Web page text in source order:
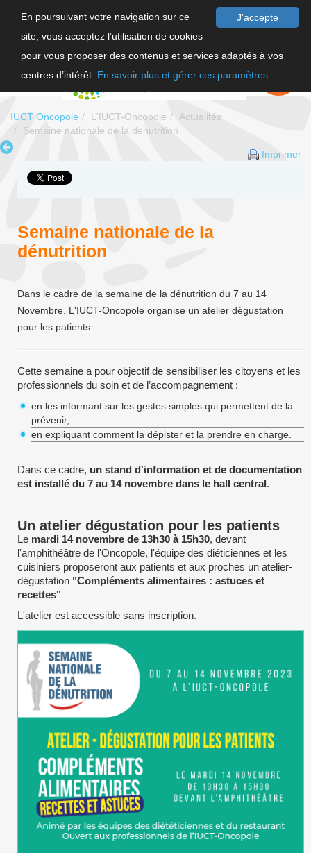
J'accepte
En poursuivant votre navigation sur ce
site, vous acceptez l’utilisation de cookies
pour vous proposer des contenus et services adaptés à vos
centres d’intérêt. En savoir plus et gérer ces paramètres
FAIRE UN
DON
IUCT Oncopole L'IUCT-Oncopole
Actualités
Semaine nationale de la denutrition
Imprimer
Semaine nationale de la
dénutrition
Dans le cadre de la semaine de la dénutrition du 7 au 14
Novembre. L'IUCT-Oncopole organise un atelier dégustation
pour les patients.
Cette semaine a pour objectif de sensibiliser les citoyens et les
professionnels du soin et de l’accompagnement :
en les informant sur les gestes simples qui permettent de la
prévenir,
en expliquant comment la dépister et la prendre en charge.
Dans ce cadre, un stand d'information et de documentation
est installé du 7 au 14 novembre dans le hall central.
Un atelier dégustation pour les patients
Le mardi 14 novembre de 13h30 à 15h30, devant
l'amphithéâtre de l'Oncopole, l'équipe des diéticiennes et les
cuisiniers proposeront aux patients et aux proches un atelier-
dégustation "Compléments alimentaires : astuces et
recettes"
L'atelier est accessible sans inscription.